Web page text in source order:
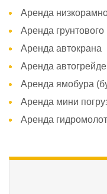
Аренда
Аренда грунтового
Аренда автокрана
Аренда
Аренда ямобура
Аренда мини
Аренда